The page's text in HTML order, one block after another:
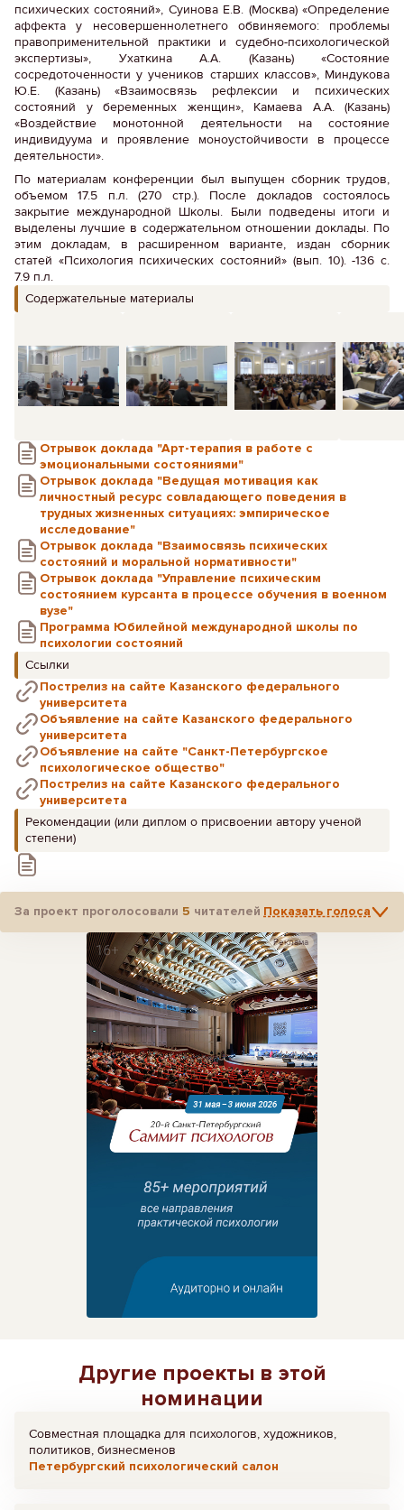
психических состояний», Суинова Е.В. (Москва) «Определение
аффекта у несовершеннолетнего обвиняемого: проблемы
правоприменительной практики и судебно-психологической
экспертизы», Ухаткина А.А. (Казань) «Состояние
сосредоточенности у учеников старших классов», Миндукова
Ю.Е. (Казань) «Взаимосвязь рефлексии и психических
состояний у беременных женщин», Камаева А.А. (Казань)
«Воздействие монотонной деятельности на состояние
индивидуума и проявление моноустойчивости в процессе
деятельности».
По материалам конференции был выпущен сборник трудов,
объемом 17.5 п.л. (270 стр.). После докладов состоялось
закрытие международной Школы. Были подведены итоги и
выделены лучшие в содержательном отношении доклады. По
этим докладам, в расширенном варианте, издан сборник
статей «Психология психических состояний» (вып. 10). -136 с.
7.9 п.л.
Содержательные материалы
Отрывок доклада "Арт-терапия в работе с
эмоциональными состояниями"
Отрывок доклада "Ведущая мотивация как
личностный ресурс совладающего поведения в
трудных жизненных ситуациях: эмпирическое
исследование"
Отрывок доклада "Взаимосвязь психических
состояний и моральной нормативности"
Отрывок доклада "Управление психическим
состоянием курсанта в процессе обучения в военном
вузе"
Программа Юбилейной международной школы по
психологии состояний
Ссылки
Пострелиз на сайте Казанского федерального
университета
Объявление на сайте Казанского федерального
университета
Объявление на сайте "Санкт-Петербургское
психологическое общество"
Пострелиз на сайте Казанского федерального
университета
Рекомендации (или диплом о присвоении автору ученой
степени)
За проект проголосовали 5 читателей Показать голоса
Реклама
Другие проекты в этой
номинации
Совместная площадка для психологов, художников,
политиков, бизнесменов
Петербургский психологический салон